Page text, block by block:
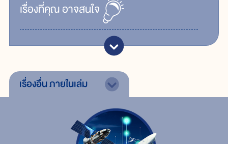
เรื่ิองที่คุณอาจสนใจ
เรื่องอื่นภายในเล่ม